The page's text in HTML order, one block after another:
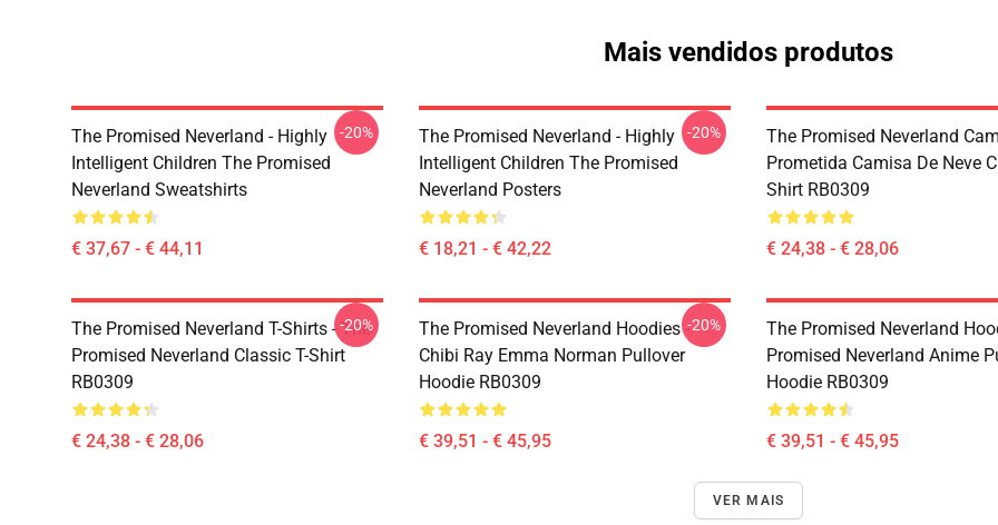
Mais vendidos produtos
The Promised Neverland - Highly
Intelligent Children The Promised
Neverland Sweatshirts
€ 37,67 - € 44,11
-20%
The Promised Neverland - Highly
Intelligent Children The Promised
Neverland Posters
€ 18,21 - € 42,22
-20%
The Promised Neverland
Prometida Camisa De Neve
Shirt RB0309
€ 24,38 - € 28,06
The Promised Neverland T-Shirts - The
Promised Neverland Classic T-Shirt
RB0309
€ 24,38 - € 28,06
-20%
The Promised Neverland Hoodies -
Chibi Ray Emma Norman Pullover
Hoodie RB0309
€ 39,51 - € 45,95
-20%
The Promised Neverland
Promised Neverland Anime
Hoodie RB0309
€ 39,51 - € 45,95
VER MAIS